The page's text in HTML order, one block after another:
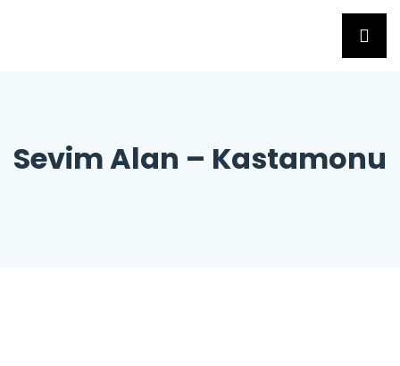
Sevim Alan – Kastamonu